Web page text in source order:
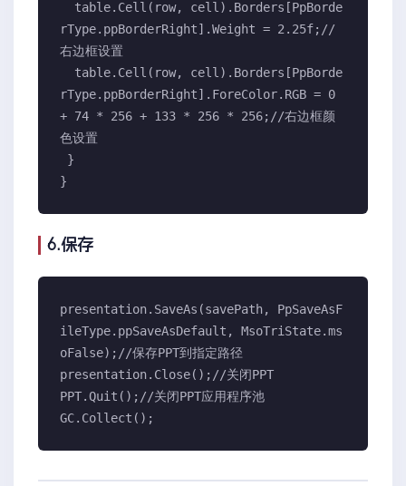
rType.ppBorderRight].Weight = 2.25f;//
右边框设置
rType.ppBorderRight].ForeColor.RGB = 0
+ 74 * 256 + 133 * 256 * 256;//右边框颜
色设置
}
6.保存
presentation.SaveAs(savePath, PpSaveAsF
ileType.ppSaveAsDefault, MsoTriState.ms
oFalse);//保存PPT到指定路径
presentation.Close();//关闭PPT
PPT.Quit();//关闭PPT应用程序池
GC.Collect();